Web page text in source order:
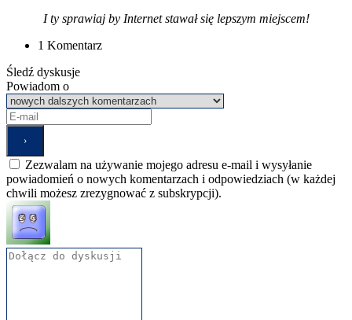
I ty sprawiaj by Internet stawał się lepszym miejscem!
1 Komentarz
Śledź dyskusje
Powiadom o
Zezwalam na używanie mojego adresu e-mail i wysyłanie
powiadomień o nowych komentarzach i odpowiedziach (w każdej
chwili możesz zrezygnować z subskrypcji).